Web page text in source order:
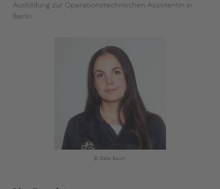
Ausbildung zur Operationstechnischen Assistentin in
Berlin.
© Delia Baum